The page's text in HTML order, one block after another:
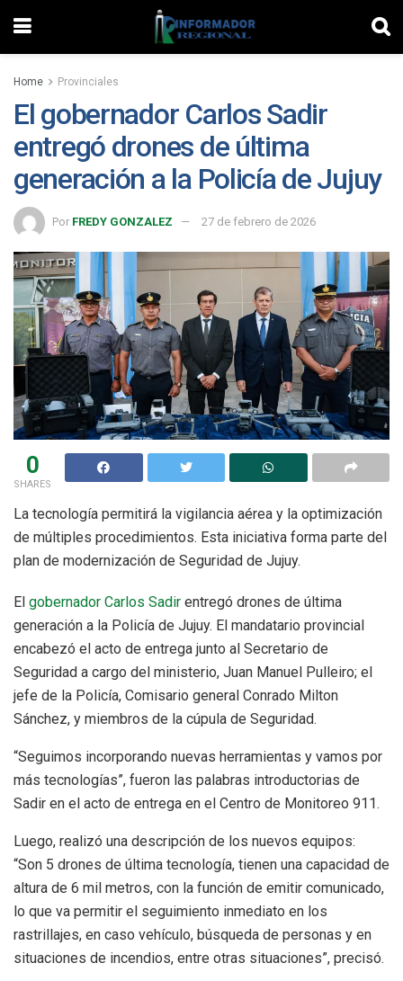
Home Provinciales
El gobernador Carlos Sadir
entregó drones de última
generación a la Policía de Jujuy
Por FREDY GONZALEZ 27 de febrero de 2026
0
SHARES
La tecnología permitirá la vigilancia aérea y la optimización
de múltiples procedimientos. Esta iniciativa forma parte del
plan de modernización de Seguridad de Jujuy.
El gobernador Carlos Sadir entregó drones de última
generación a la Policía de Jujuy. El mandatario provincial
encabezó el acto de entrega junto al Secretario de
Seguridad a cargo del ministerio, Juan Manuel Pulleiro; el
jefe de la Policía, Comisario general Conrado Milton
Sánchez, y miembros de la cúpula de Seguridad.
“Seguimos incorporando nuevas herramientas y vamos por
más tecnologías”, fueron las palabras introductorias de
Sadir en el acto de entrega en el Centro de Monitoreo 911.
Luego, realizó una descripción de los nuevos equipos:
“Son 5 drones de última tecnología, tienen una capacidad de
altura de 6 mil metros, con la función de emitir comunicado,
lo que va permitir el seguimiento inmediato en los
rastrillajes, en caso vehículo, búsqueda de personas y en
situaciones de incendios, entre otras situaciones”, precisó.